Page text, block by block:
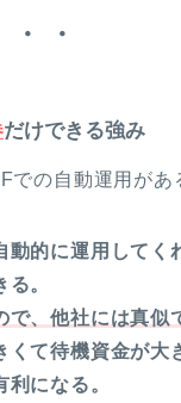
・
だけできる強み
での自動運用があ
動的に運用してく
。
で、他社には真似
て待機資金が大
利になる。